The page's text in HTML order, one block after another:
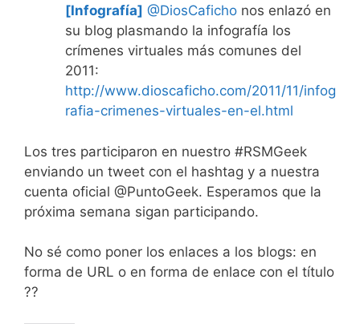
[Infografía] @DiosCaficho nos enlazó en
su blog plasmando la infografía los
crímenes virtuales más comunes del
2011:
http://www.dioscaficho.com/2011/11/infog
rafia-crimenes-virtuales-en-el.html
Los tres participaron en nuestro #RSMGeek
enviando un tweet con el hashtag y a nuestra
cuenta oficial @PuntoGeek. Esperamos que la
próxima semana sigan participando.
No sé como poner los enlaces a los blogs: en
forma de URL o en forma de enlace con el título
??